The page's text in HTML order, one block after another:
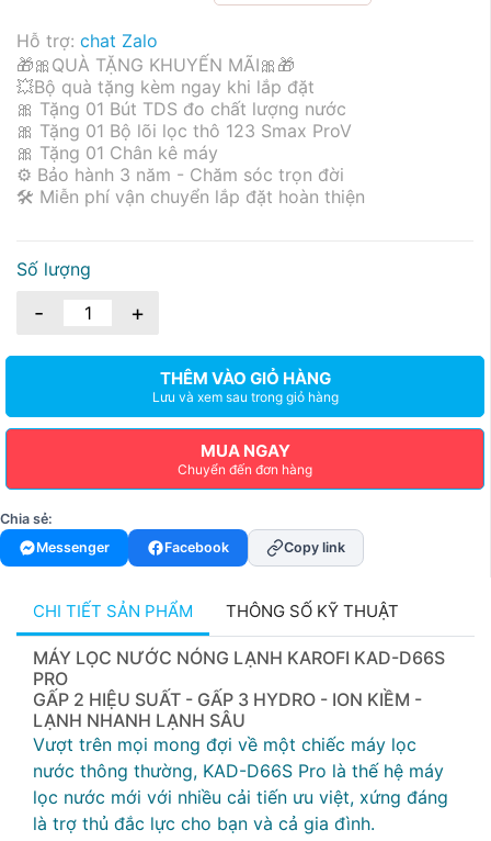
Hỗ trợ: chat Zalo
🎁🎀QUÀ TẶNG KHUYẾN MÃI🎀🎁
💥Bộ quà tặng kèm ngay khi lắp đặt
🎀 Tặng 01 Bút TDS đo chất lượng nước
🎀 Tặng 01 Bộ lõi lọc thô 123 Smax ProV
🎀 Tặng 01 Chân kê máy
⚙ Bảo hành 3 năm - Chăm sóc trọn đời
🛠 Miễn phí vận chuyển lắp đặt hoàn thiện
Số lượng
- +
THÊM VÀO GIỎ HÀNG
Lưu và xem sau trong giỏ hàng
MUA NGAY
Chuyển đến đơn hàng
Chia sẻ:
Messenger
Facebook Copy link
CHI TIẾT SẢN PHẨM THÔNG SỐ KỸ THUẬT
MÁY LỌC NƯỚC NÓNG LẠNH KAROFI KAD-D66S
PRO
GẤP 2 HIỆU SUẤT - GẤP 3 HYDRO - ION KIỀM -
LẠNH NHANH LẠNH SÂU
Vượt trên mọi mong đợi về một chiếc máy lọc
nước thông thường, KAD-D66S Pro là thế hệ máy
lọc nước mới với nhiều cải tiến ưu việt, xứng đáng
là trợ thủ đắc lực cho bạn và cả gia đình.